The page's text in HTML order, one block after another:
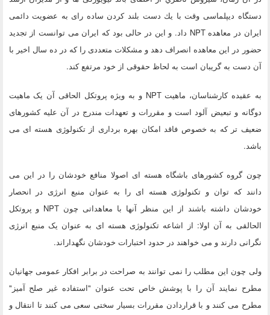
دستگاه دیپلماسی وقت با يك دست بلند كردن ساده رای به عضویت دائمی
ایران در معاهده NPT داد. و این در حالی بود که ایران می توانست از تجدید
حضور در این معاهده انصراف دهد و مشکلات متعددی را که در ده سال اخیر با
آن دست به گریبان است به لحاظ حقوقی از خود مرتفع کند.
به عقیده کارشناسان، ماهیت NPT و به ویژه پروتکل الحاقی آن یک ماهیت
دوگانه و تبعیض آلود است و مقررات و تعهدات مندرج در آن علیه کشورهای
ضعیف تر که به خصوص فاقد امکان بهره برداری از تکنولوژی هسته ای می
باشد.
چون گروه کشورهای باشگاه هسته ای اصولا منافع خودشان را در این می
دانند که توان و تکنولوژی هسته ای را به عنوان منبع انرژی در انحصار
خودشان داشته باشند از این منظر آنها با معاهداتی چون NPT و پروتکل
الحالقی به آن اولا: از اشاعه تکنولوژی هسته ای به عنوان یک منبع انرژی
نگرانی دارند و می خواهند در حدود اختبارات خودشان نگهداراند.
ولی چون این مطلب را نمی توانند به صراحت در برابر افکار عمومی جهانیان
مطرح نمایند آن را با پوشش خاص تحت عنوان "استفاده غیر صلح آمیز"
مطرح می کنند و با قراردادن مقررات بسیار سختی سعی می کنند تا انتقال و